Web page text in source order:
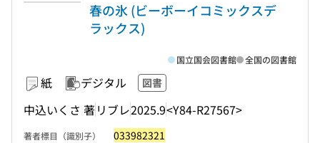
春の氷 (ビーボーイコミックスデ
ラックス)
紙 デジタル 図書
中込いくさ 著リブレ2025.9<Y84-R27567>
国立国会図書館 全国の図書館
著者標目（識別子） 033982321